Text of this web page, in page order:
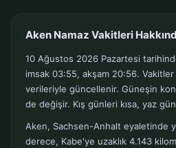
Aken Namaz Vakitleri
10 Ağustos 2026 Pazartesi
imsak 03:55, akşam 20:56. Vakitler
verileriyle güncellenir. Güneşin
de değişir. Kış günleri kısa, yaz
Aken, Sachsen-Anhalt eyaletinde
derece, Kabe'ye uzaklık 4.143